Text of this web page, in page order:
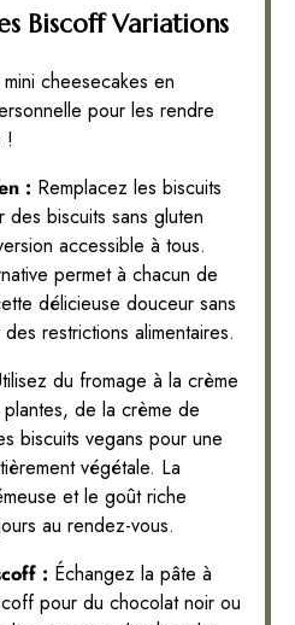
Biscoff Variations
cheesecakes en
pour les rendre
!
: Remplacez les biscuits
des biscuits sans gluten
accessible à tous.
permet à chacun de
délicieuse douceur sans
restrictions alimentaires.
du fromage à la crème
de la crème de
biscuits vegans pour une
végétale. La
et le goût riche
au rendez-vous.
: Échangez la pâte à
pour du chocolat noir ou